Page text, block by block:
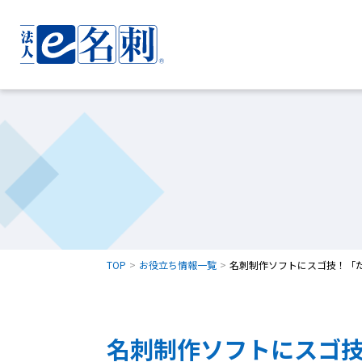
TOP お役立ち情報一覧 名刺制作ソフトにスゴ技！「
名刺制作ソフトにスゴ